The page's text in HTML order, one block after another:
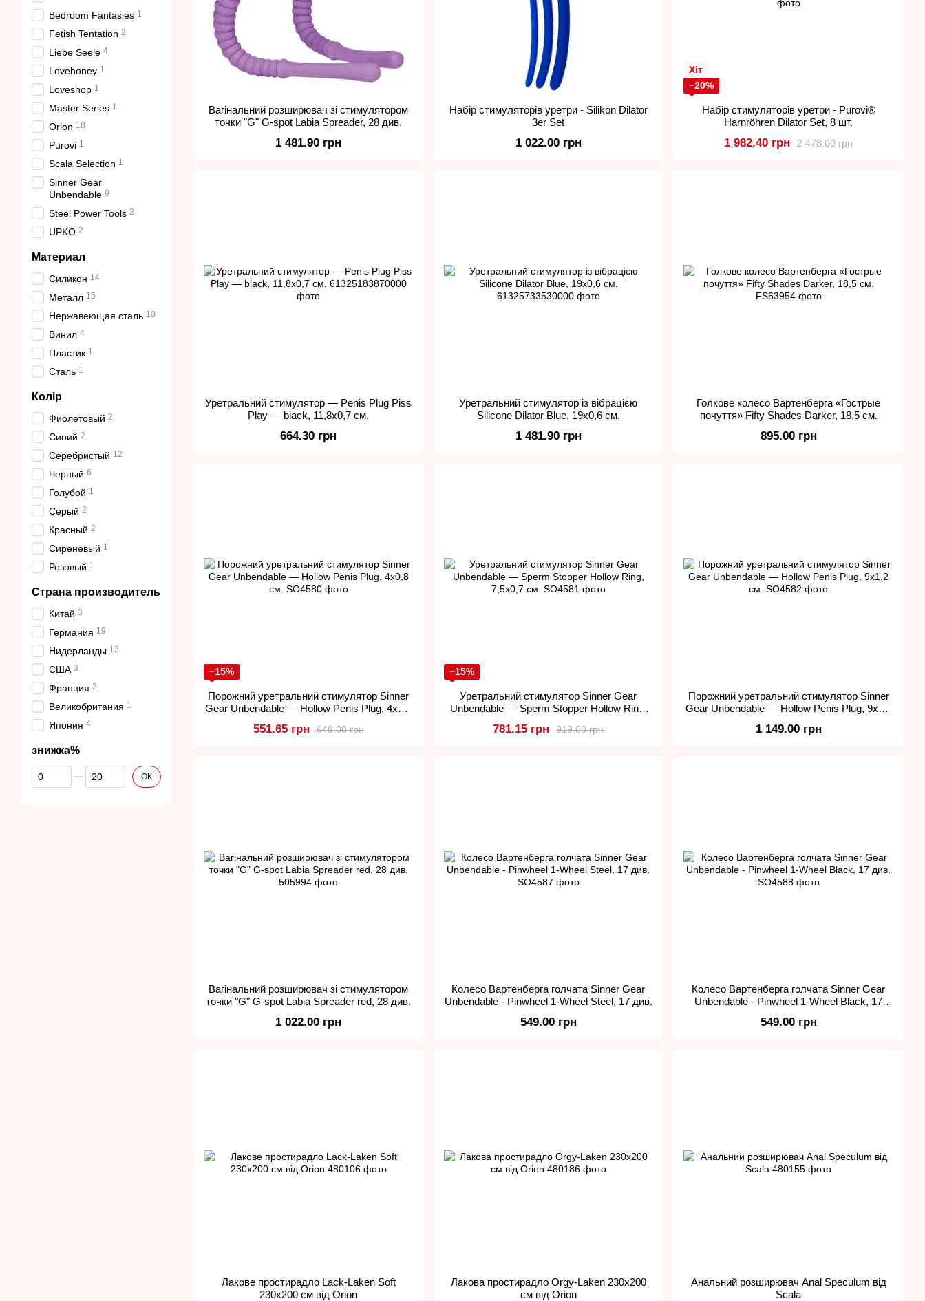
Вагінальний розширювач зі стимулятором
точки "G" G-spot Labia Spreader, 28 див.
1 481.90 грн
Набір стимуляторів уретри - Silikon Dilator
3er Set
1 022.00 грн
Хіт
−20%
Набір стимуляторів уретри - Purovi®
Harnröhren Dilator Set, 8 шт.
2 478.00 грн
1 982.40 грн
Уретральний стимулятор — Penis Plug Piss
Play — black, 11,8х0,7 см.
664.30 грн
Уретральний стимулятор із вібрацією
Silicone Dilator Blue, 19х0,6 см.
1 481.90 грн
Голкове колесо Вартенберга «Гострые
почуття» Fifty Shades Darker, 18,5 см.
895.00 грн
−15%
Порожний уретральний стимулятор Sinner
Gear Unbendable — Hollow Penis Plug, 4х0,8
649.00 грн
551.65 грн
−15%
Уретральний стимулятор Sinner Gear
Unbendable — Sperm Stopper Hollow Ring,
919.00 грн
781.15 грн
Порожний уретральний стимулятор Sinner
Gear Unbendable — Hollow Penis Plug, 9х1,2
1 149.00 грн
Вагінальний розширювач зі стимулятором
точки "G" G-spot Labia Spreader red, 28 див.
1 022.00 грн
Колесо Вартенберга голчата Sinner Gear
Unbendable - Pinwheel 1-Wheel Steel, 17 див.
549.00 грн
Колесо Вартенберга голчата Sinner Gear
Unbendable - Pinwheel 1-Wheel Black, 17
549.00 грн
Лакове простирадло Lack-Laken Soft
230x200 см від Orion
Лакова простирадло Orgy-Laken 230x200
см від Orion
Анальний розширювач Anal Speculum від
Scala
Bedroom Fantasies 1
Fetish Tentation 2
Liebe Seele 4
Lovehoney 1
Loveshop 1
Master Series 1
Orion 18
Purovi 1
Scala Selection 1
Sinner Gear
Unbendable 9
Steel Power Tools 2
UPKO 2
Материал
Силикон 14
Металл 15
Нержавеющая сталь 10
Винил 4
Пластик 1
Сталь 1
Колір
Фиолетовый 2
Синий 2
Серебристый 12
Черный 6
Голубой 1
Серый 2
Красный 2
Сиреневый 1
Розовый 1
Страна производитель
Китай 3
Германия 19
Нидерланды 13
США 3
Франция 2
Великобритания 1
Япония 4
знижка%
Від знижка%
До знижка% ОК